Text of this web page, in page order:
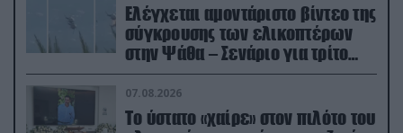
Ελέγχεται αμοντάριστο βίντεο της
σύγκρουσης των ελικοπτέρων
στην Ψάθα – Σενάριο για τρίτο
ελικόπτερο
07.08.2026
Το ύστατο «χαίρε» στον πιλότο του